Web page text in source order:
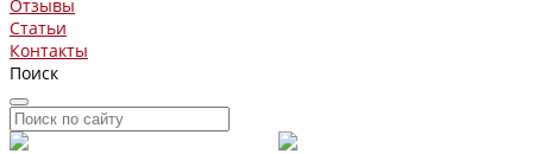
Отзывы
Статьи
Контакты
Поиск